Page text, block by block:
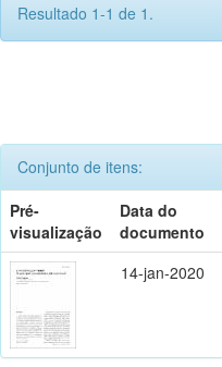
Resultado 1-1 de 1.
Conjunto de itens:
Pré-
visualização
Data do
documento
14-jan-2020